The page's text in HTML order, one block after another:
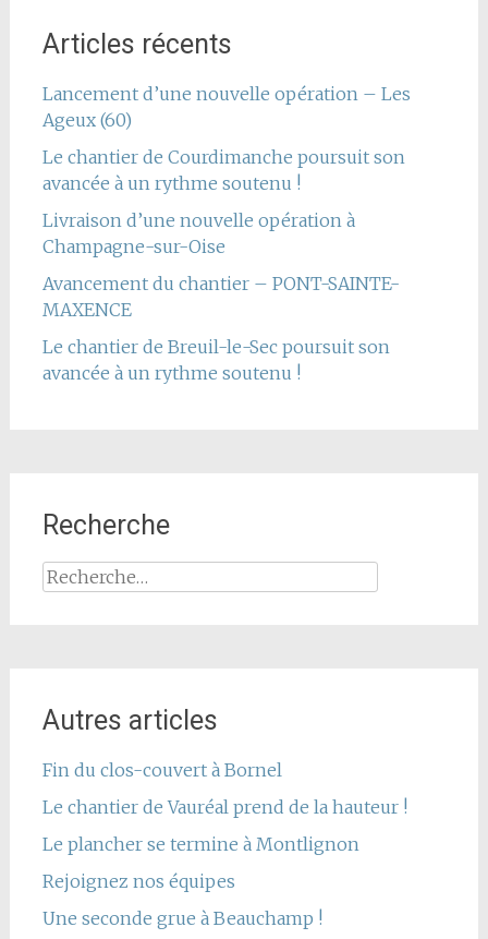
Articles récents
Lancement d’une nouvelle opération – Les
Ageux (60)
Le chantier de Courdimanche poursuit son
avancée à un rythme soutenu !
Livraison d’une nouvelle opération à
Champagne-sur-Oise
Avancement du chantier – PONT-SAINTE-
MAXENCE
Le chantier de Breuil-le-Sec poursuit son
avancée à un rythme soutenu !
Recherche
Rechercher :
Autres articles
Fin du clos-couvert à Bornel
Le chantier de Vauréal prend de la hauteur !
Le plancher se termine à Montlignon
Rejoignez nos équipes
Une seconde grue à Beauchamp !